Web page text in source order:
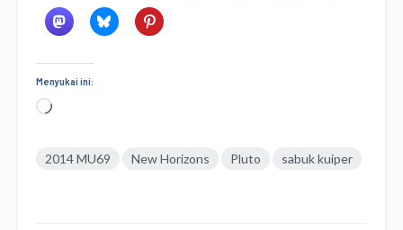
Menyukai ini:
Memuat...
2014 MU69 New Horizons Pluto sabuk kuiper